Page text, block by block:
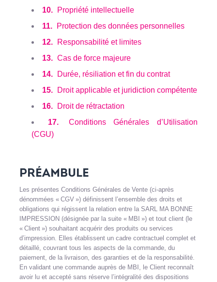
10.
Propriété intellectuelle
11.
Protection des données personnelles
12.
Responsabilité et limites
13. Cas de force majeure
14.
Durée, résiliation et fin du contrat
15.
Droit applicable et juridiction compétente
16.
Droit de rétractation
17.
Conditions Générales d’Utilisation
(CGU)
PRÉAMBULE
Les présentes Conditions Générales de Vente (ci-après
dénommées « CGV ») définissent l’ensemble des droits et
obligations qui régissent la relation entre la SARL MA BONNE
IMPRESSION (désignée par la suite « MBI ») et tout client (le
« Client ») souhaitant acquérir des produits ou services
d’impression. Elles établissent un cadre contractuel complet et
détaillé, couvrant tous les aspects de la commande, du
paiement, de la livraison, des garanties et de la responsabilité.
En validant une commande auprès de MBI, le Client reconnaît
avoir lu et accepté sans réserve l’intégralité des dispositions